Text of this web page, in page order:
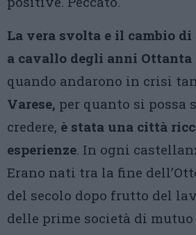
La vera svolta e il cambio di
a cavallo degli anni Ottanta
quando andarono in crisi
Varese, per quanto si possa
credere, è stata una città
esperienze. In ogni
Erano nati tra la fine
del secolo dopo frutto del
delle prime società di mutuo